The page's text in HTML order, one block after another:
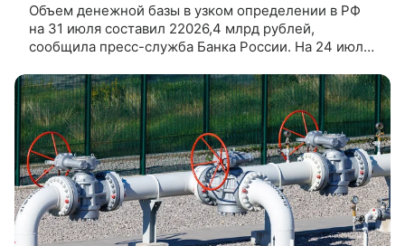
Объем денежной базы в узком определении в РФ
на 31 июля составил 22026,4 млрд рублей,
сообщила пресс-служба Банка России. На 24 июля
рублей. Таким образом,